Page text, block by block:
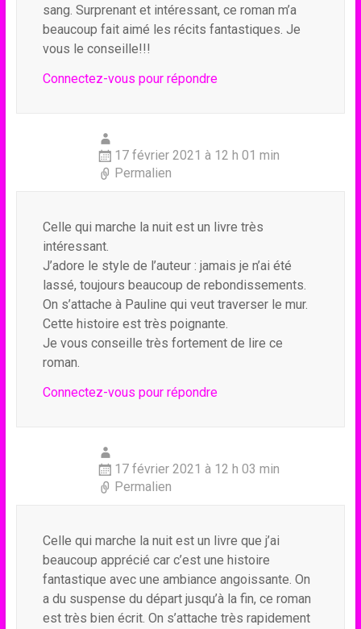
sang. Surprenant et intéressant, ce roman m’a
beaucoup fait aimé les récits fantastiques. Je
vous le conseille!!!
Connectez-vous pour répondre
17 février 2021 à 12 h 01 min
Permalien
Celle qui marche la nuit est un livre très
intéressant.
J’adore le style de l’auteur : jamais je n’ai été
lassé, toujours beaucoup de rebondissements.
On s’attache à Pauline qui veut traverser le mur.
Cette histoire est très poignante.
Je vous conseille très fortement de lire ce
roman.
Connectez-vous pour répondre
17 février 2021 à 12 h 03 min
Permalien
Celle qui marche la nuit est un livre que j’ai
beaucoup apprécié car c’est une histoire
fantastique avec une ambiance angoissante. On
a du suspense du départ jusqu’à la fin, ce roman
est très bien écrit. On s’attache très rapidement